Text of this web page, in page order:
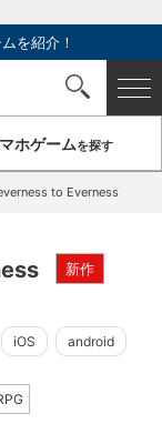
を紹介！
ホゲームを探す
to Everness
新作
iOS android